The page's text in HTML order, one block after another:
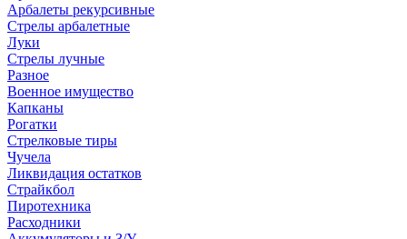
Арбалеты рекурсивные
Стрелы арбалетные
Луки
Стрелы лучные
Разное
Военное имущество
Капканы
Рогатки
Стрелковые тиры
Чучела
Ликвидация остатков
Страйкбол
Пиротехника
Расходники